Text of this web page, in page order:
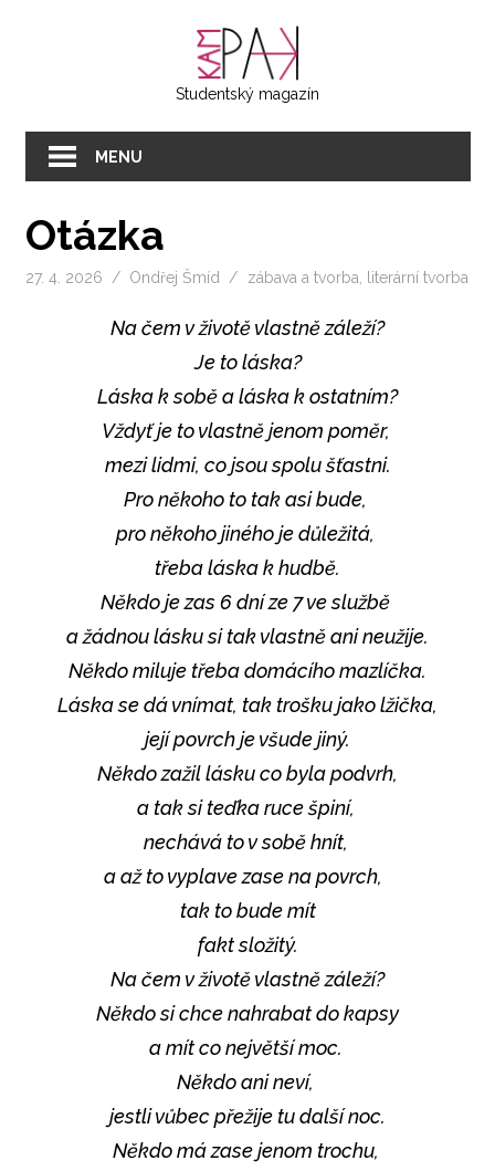
Studentský magazín
MENU
Otázka
27. 4. 2026 Ondřej Šmíd zábava a tvorba literární tvorba
Na čem v životě vlastně záleží?
Je to láska?
Láska k sobě a láska k ostatním?
Vždyť je to vlastně jenom poměr,
mezi lidmi, co jsou spolu šťastni.
Pro někoho to tak asi bude,
pro někoho jiného je důležitá,
třeba láska k hudbě.
Někdo je zas 6 dní ze 7 ve službě
a žádnou lásku si tak vlastně ani neužije.
Někdo miluje třeba domácího mazlíčka.
Láska se dá vnímat, tak trošku jako lžička,
její povrch je všude jiný.
Někdo zažil lásku co byla podvrh,
a tak si teďka ruce špiní,
nechává to v sobě hnít,
a až to vyplave zase na povrch,
tak to bude mít
fakt složitý.
Na čem v životě vlastně záleží?
Někdo si chce nahrabat do kapsy
a mít co největší moc.
Někdo ani neví,
jestli vůbec přežije tu další noc.
Někdo má zase jenom trochu,